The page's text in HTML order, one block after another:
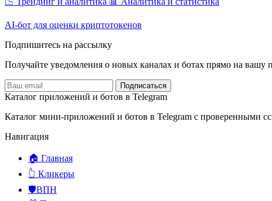
AI-бот для оценки криптотокенов
Подпишитесь на рассылку
Получайте уведомления о новых каналах и ботаx прямо на вашу
Подписаться
Каталог приложений и ботов в Telegram
Каталог мини-приложений и ботов в Telegram с проверенными
Навигация
🏠 Главная
👆 Кликеры
🛡️ВПН